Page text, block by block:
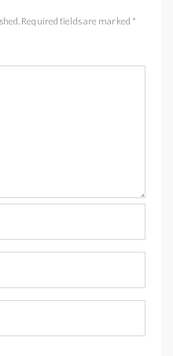
Required fields are marked *